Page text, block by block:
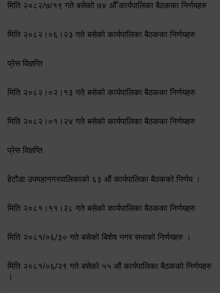
मिति २०८२/७/१९ गते बसेको ७४ औँ कार्यपालिका बैठकका निर्णयहरु
मिति २०८२।०६।२३ गते बसेको कार्यपालिका बैठकका निर्णयहरु
प्रेस विज्ञप्ति
मिति २०८२।०२।१३ गते बसेको कार्यपालिका बैठकका निर्णयहरु
मिति २०८२।०१।२४ गते बसेको कार्यपालिका बैठकका निर्णयहरु
प्रेस विज्ञप्ति
हेटौडा उपमहानगरपालिकाको ६३ औं कार्यपालिका बैठकको निर्णय ।
मिति २०८१।११।२८ गते बसेको कार्यपालिका बैठकका निर्णयहरु
मिति २०८१/०६/३० गते बसेको बिशेष नगर सभाको निर्णयहरु ।
मिति २०८१/०६/२९ गते बसेको ५५ औं कार्यपालिका बैठकको निर्णयहरु
।